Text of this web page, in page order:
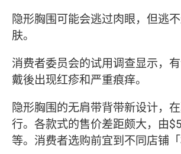
隐形胸围可能会逃过肉眼，但逃
肤。
消费者委员会的试用调查显示，
戴後出现红疹和严重痕痒。
隐形胸围的无肩带背带新设计，
行。各款式的售价差距颇大，由
等。消费者选购前宜到不同店铺「